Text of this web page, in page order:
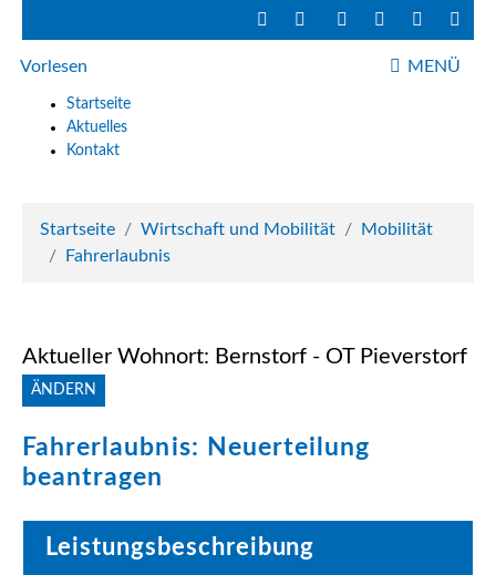
Vorlesen MENÜ
Startseite
Aktuelles
Kontakt
Startseite Wirtschaft und Mobilität
Mobilität
Fahrerlaubnis
Aktueller Wohnort: Bernstorf - OT Pieverstorf
ÄNDERN
Fahrerlaubnis: Neuerteilung
beantragen
Leistungsbeschreibung